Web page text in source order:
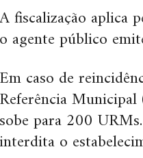
A fiscalização aplica
o agente público
Em caso de
Referência
sobe para 200
interdita o